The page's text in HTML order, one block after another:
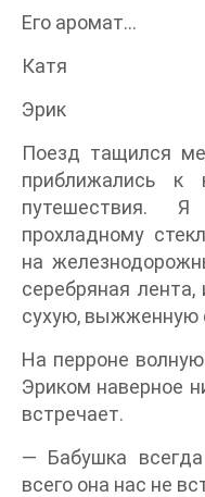
Его аромат…
Катя
Эрик
Поезд тащился
приближались к
путешествия.
прохладному
на
серебряная
сухую, выжженную
На перроне
Эриком наверное
встречает.
— Бабушка
всего она нас не